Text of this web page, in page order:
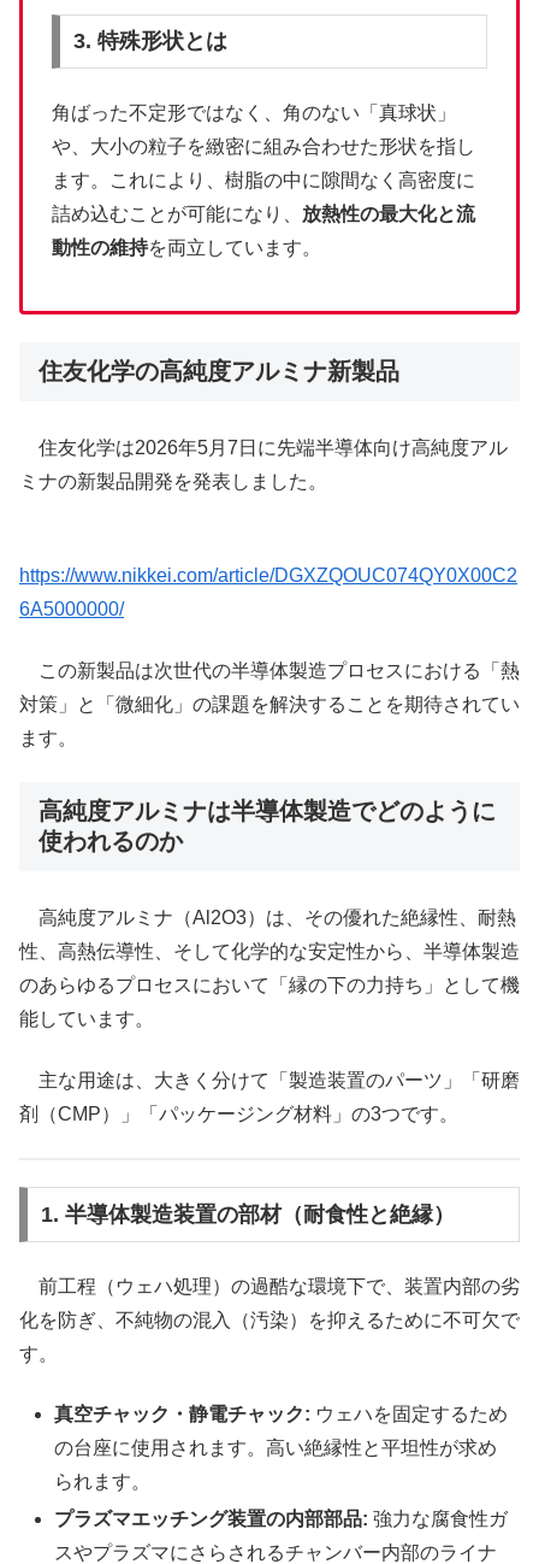
3. 特殊形状とは
角ばった不定形ではなく、角のない「真球状」
や、大小の粒子を緻密に組み合わせた形状を指し
ます。これにより、樹脂の中に隙間なく高密度に
詰め込むことが可能になり、 放熱性の最大化と流
動性の維持を両立しています。
住友化学の高純度アルミナ新製品
住友化学は2026年5月7日に先端半導体向け高純度アル
ミナの新製品開発を発表しました。
https://www.nikkei.com/article/DGXZQOUC074QY0X00C2
6A5000000/
この新製品は次世代の半導体製造プロセスにおける「熱
対策」と「微細化」の課題を解決することを期待されてい
ます。
高純度アルミナは半導体製造でどのように
使われるのか
高純度アルミナ（Al2O3）は、その優れた絶縁性、耐熱
性、高熱伝導性、そして化学的な安定性から、半導体製造
のあらゆるプロセスにおいて「縁の下の力持ち」として機
能しています。
主な用途は、大きく分けて「製造装置のパーツ」「研磨
剤（CMP）」「パッケージング材料」の3つです。
1. 半導体製造装置の部材（耐食性と絶縁）
前工程（ウェハ処理）の過酷な環境下で、装置内部の劣
化を防ぎ、不純物の混入（汚染）を抑えるために不可欠で
す。
真空チャック・静電チャック: ウェハを固定するため
の台座に使用されます。高い絶縁性と平坦性が求め
られます。
プラズマエッチング装置の内部部品: 強力な腐食性ガ
スやプラズマにさらされるチャンバー内部のライナ